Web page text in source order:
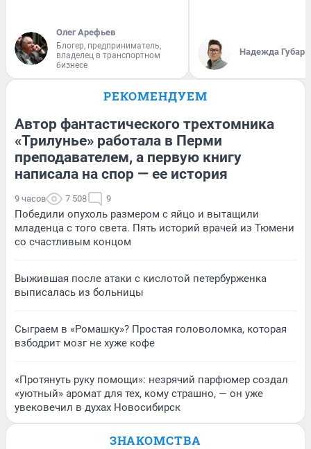
Олег Арефьев
Блогер, предприниматель,
владелец в транспортном
бизнесе
Надежда Губарь
РЕКОМЕНДУЕМ
Автор фантастического трехтомника
«Трилунье» работала в Перми
преподавателем, а первую книгу
написала на спор — ее история
9 часов 7 508 9
Победили опухоль размером с яйцо и вытащили
младенца с того света. Пять историй врачей из Тюмени
со счастливым концом
Выжившая после атаки с кислотой петербурженка
выписалась из больницы
Сыграем в «Ромашку»? Простая головоломка, которая
взбодрит мозг не хуже кофе
«Протянуть руку помощи»: незрячий парфюмер создал
«уютный» аромат для тех, кому страшно, — он уже
увековечил в духах Новосибирск
ЗНАКОМСТВА